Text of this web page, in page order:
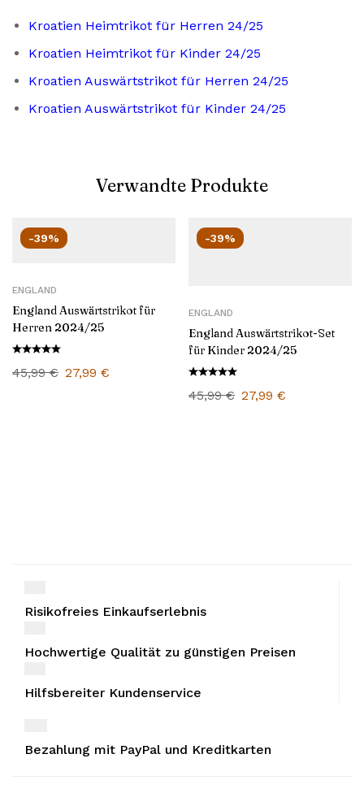
Kroatien Heimtrikot für Herren 24/25
Kroatien Heimtrikot für Kinder 24/25
Kroatien Auswärtstrikot für Herren 24/25
Kroatien Auswärtstrikot für Kinder 24/25
Verwandte Produkte
-39%
ENGLAND
England Auswärtstrikot für
Herren 2024/25
45,99€ 27,99 €
-39%
ENGLAND
England Auswärtstrikot-Set
für Kinder 2024/25
45,99€ 27,99 €
Risikofreies Einkaufserlebnis
Hochwertige Qualität zu günstigen Preisen
Hilfsbereiter Kundenservice
Bezahlung mit PayPal und Kreditkarten